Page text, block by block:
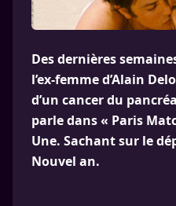
Des dernières
l’ex-femme d’Alain
d’un cancer du
parle dans « Paris
Une. Sachant sur le
Nouvel an.